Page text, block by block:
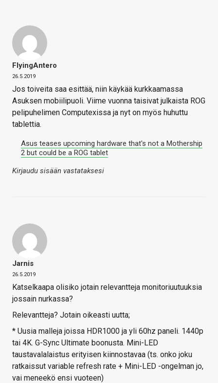
FlyingAntero
26.5.2019
Jos toiveita saa esittää, niin käykää kurkkaamassa
Asuksen mobiilipuoli. Viime vuonna taisivat julkaista ROG
pelipuhelimen Computexissa ja nyt on myös huhuttu
tablettia.
Asus teases upcoming hardware that's not a Mothership
2 but could be a ROG tablet
Kirjaudu sisään vastataksesi
Jarnis
26.5.2019
Katselkaapa olisiko jotain relevantteja monitoriuutuuksia
jossain nurkassa?
Relevantteja? Jotain oikeasti uutta;
* Uusia malleja joissa HDR1000 ja yli 60hz paneli. 1440p
tai 4K. G-Sync Ultimate boonusta. Mini-LED
taustavalalaistus erityisen kiinnostavaa (ts. onko joku
ratkaissut variable refresh rate + Mini-LED -ongelman jo,
vai meneekö ensi vuoteen)